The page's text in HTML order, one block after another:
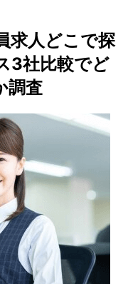
求人どこで探
3社比較でど
調査